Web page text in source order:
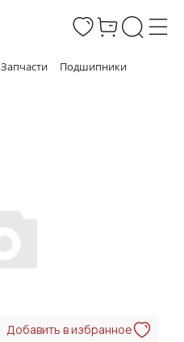
Запчасти
Подшипники
Добавить в избранное